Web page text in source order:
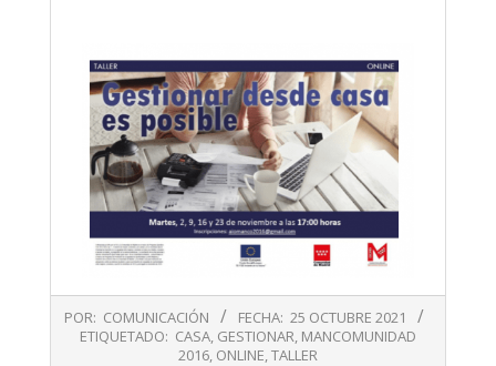
10-
POR: COMUNICACIÓN FECHA: 25 OCTUBRE 2021
ETIQUETADO: CASA, GESTIONAR, MANCOMUNIDAD
2016, ONLINE,TALLER